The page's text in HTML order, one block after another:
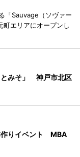
「Sauvage（ソヴァー
町エリアにオープンし
とみそ」 神戸市北区
作りイベント MBA